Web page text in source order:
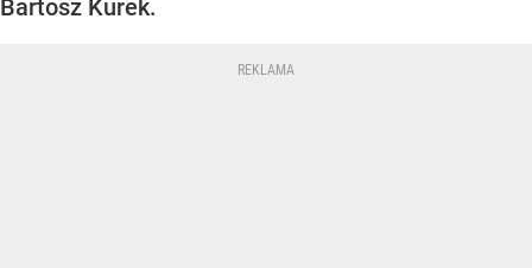
Bartosz Kurek.